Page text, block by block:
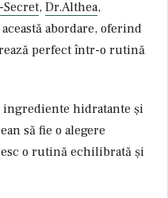
Secret, Dr.Althea,
abordare, oferind
perfect într-o rutină
ingrediente hidratante și
să fie o alegere
o rutină echilibrată și